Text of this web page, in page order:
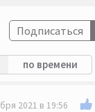
Подписаться
по времени
2021 в 19:56